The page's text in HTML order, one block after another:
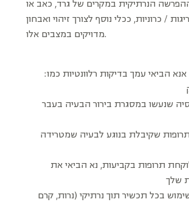
הנרתיקית במקרים של גרד, כאב או
/ כרוניות, ככלי נוסף לצורך זיהוי ואבחון
מדויקים במצבים אלו.
הביאי עמך בדיקות רלוונטיות כמו:
שנעשו במסגרת בירור הבעיה בעבר
שקיבלת בנוגע לבעיה שמטרידה
תרופות בקביעות, נא הביאי את
שלך
בכל תכשיר תוך נרתיקי (נרות, קרם